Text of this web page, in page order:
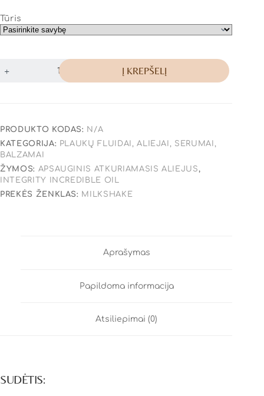
Tūris
Į KREPŠELĮ
PRODUKTO KODAS: N/A
KATEGORIJA: PLAUKŲ FLUIDAI, ALIEJAI, SERUMAI,
BALZAMAI
ŽYMOS: APSAUGINIS ATKURIAMASIS ALIEJUS,
INTEGRITY INCREDIBLE OIL
PREKĖS ŽENKLAS: MILKSHAKE
Aprašymas
Papildoma informacija
Atsiliepimai (0)
SUDĖTIS: